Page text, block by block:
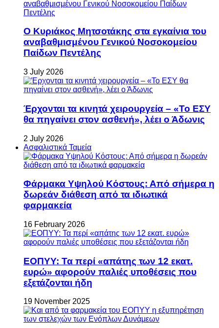
Ο Κυριάκος Μητσοτάκης στα εγκαίνια του
αναβαθμισμένου Γενικού Νοσοκομείου
Παίδων Πεντέλης
3 July 2026
Έρχονται τα κινητά χειρουργεία – «Το ΕΣΥ
θα πηγαίνει στον ασθενή», λέει ο Άδωνις
2 July 2026
Ασφαλιστικά Ταμεία
Φάρμακα Υψηλού Κόστους: Από σήμερα η
δωρεάν διάθεση από τα ιδιωτικά
φαρμακεία
16 February 2026
ΕΟΠΥΥ: Τα περί «απάτης των 12 εκατ.
ευρώ» αφορούν παλιές υποθέσεις που
εξετάζονται ήδη
19 November 2025